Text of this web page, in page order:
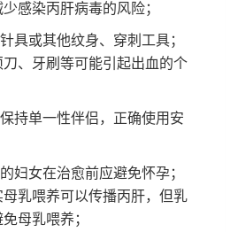
感染丙肝病毒的风险；
具或其他纹身、穿刺工具；
、牙刷等可能引起出血的个
持单一性伴侣，正确使用安
妇女在治愈前应避免怀孕；
母乳喂养可以传播丙肝，但乳
母乳喂养；